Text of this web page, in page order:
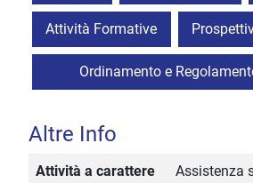
Attività Formative
Ordinamento e
Altre Info
Attività a carattere
Assistenza